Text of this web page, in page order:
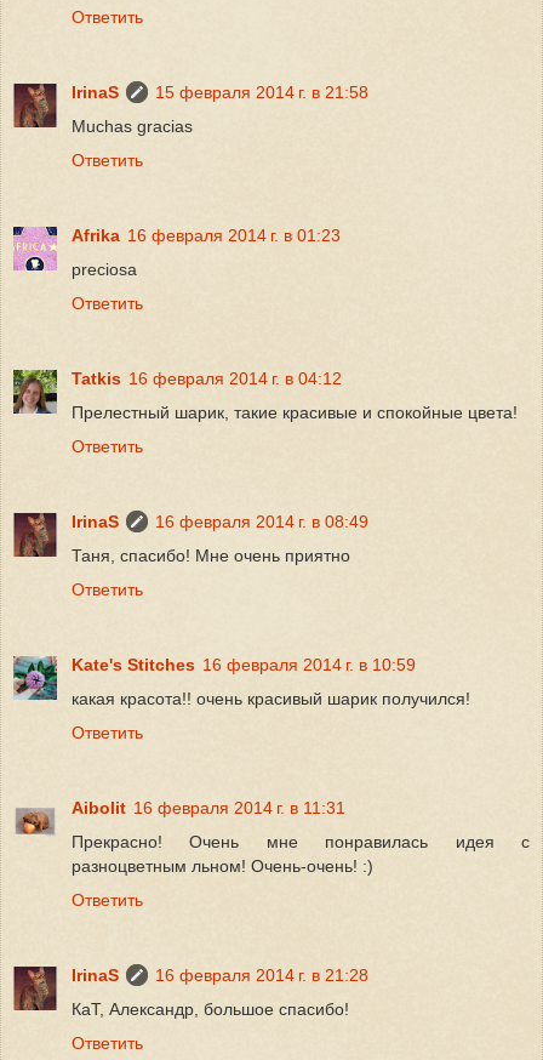
Ответить
IrinaS
15 февраля 2014 г. в 21:58
Muchas gracias
Ответить
Afrika 16 февраля 2014 г. в 01:23
preciosa
Ответить
Tatkis 16 февраля 2014 г. в 04:12
Прелестный шарик, такие красивые и спокойные цвета!
Ответить
IrinaS
16 февраля 2014 г. в 08:49
Таня, спасибо! Мне очень приятно
Ответить
Kate's Stitches 16 февраля 2014 г. в 10:59
какая красота!! очень красивый шарик получился!
Ответить
Aibolit 16 февраля 2014 г. в 11:31
Прекрасно! Очень мне понравилась идея с
разноцветным льном! Очень-очень! :)
Ответить
IrinaS
16 февраля 2014 г. в 21:28
КаТ, Александр, большое спасибо!
Ответить